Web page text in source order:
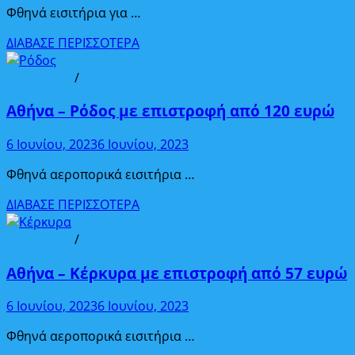
Φθηνά εισιτήρια για …
Αθήνα
–
Βουκουρέστι
επιστροφή
95
ΔΙΑΒΑΣΕ ΠΕΡΙΣΣΟΤΕΡΑ
/
Αθήνα – Ρόδος με επιστροφή από 120 ευρώ
6 Ιουνίου, 20236 Ιουνίου, 2023
Φθηνά αεροπορικά εισιτήρια …
Αθήνα
–
επιστροφή
120
ΔΙΑΒΑΣΕ ΠΕΡΙΣΣΟΤΕΡΑ
/
Αθήνα – Κέρκυρα με επιστροφή από 57 ευρώ
6 Ιουνίου, 20236 Ιουνίου, 2023
Φθηνά αεροπορικά εισιτήρια …